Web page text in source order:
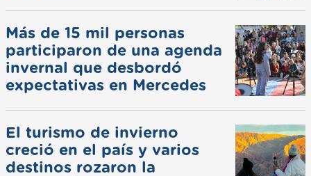
Más de 15 mil personas
participaron de una agenda
invernal que desbordó
expectativas en Mercedes
El turismo de invierno
creció en el país y varios
destinos rozaron la